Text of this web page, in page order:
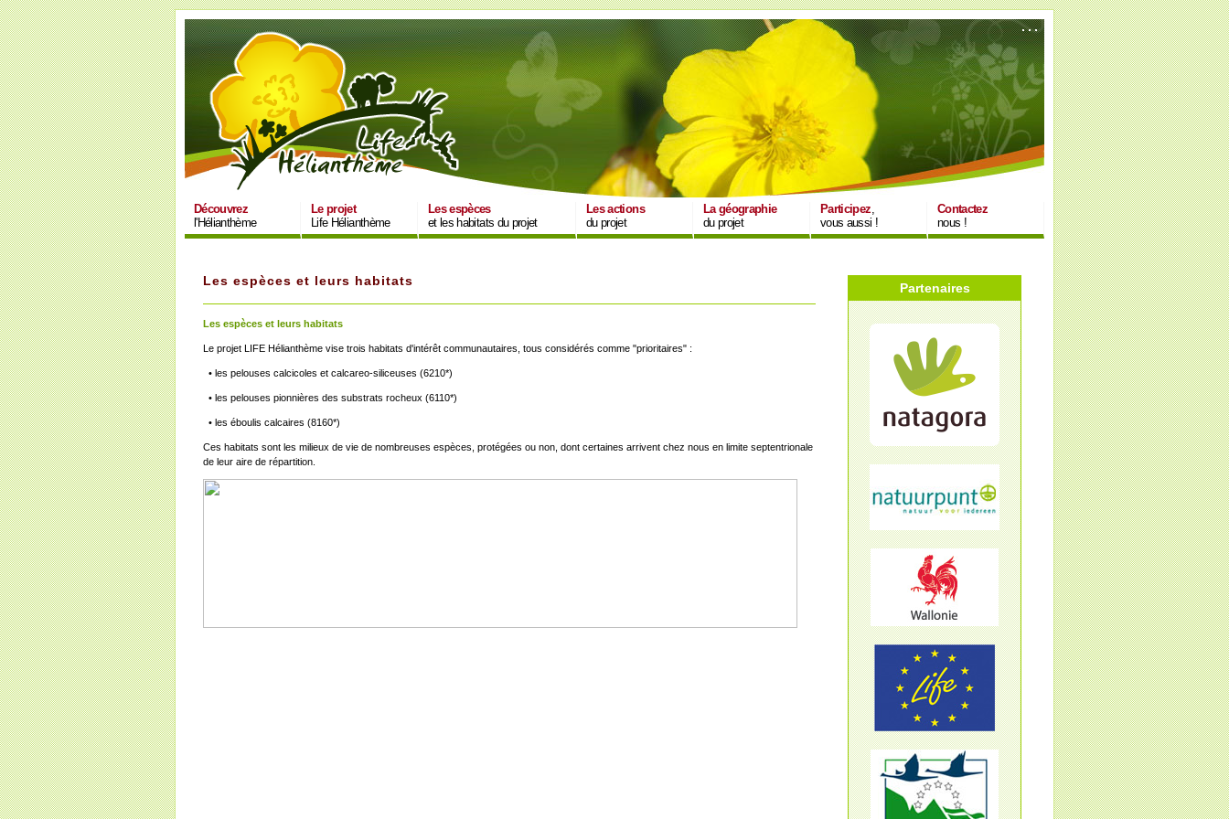
Découvrez
l'Hélianthème
Le projet
Life Hélianthème
Les espèces
et les habitats du projet
Les actions
du projet
La géographie
du projet
Participez,
vous aussi !
Contactez
nous !
Les espèces et leurs habitats
Les espèces et leurs habitats
Le projet LIFE Hélianthème vise trois habitats d'intérêt communautaires, tous considérés comme "prioritaires" :
• les pelouses calcicoles et calcareo-siliceuses (6210*)
• les pelouses pionnières des substrats rocheux (6110*)
• les éboulis calcaires (8160*)
Ces habitats sont les milieux de vie de nombreuses espèces, protégées ou non, dont certaines arrivent chez nous en limite septentrionale
de leur aire de répartition.
Partenaires